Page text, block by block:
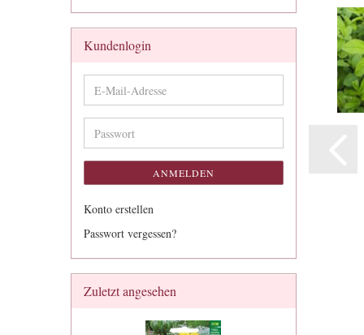
Kundenlogin
E-
Mail-
Adresse
Passwort
ANMELDEN
Konto erstellen
Passwort vergessen?
Zuletzt angesehen